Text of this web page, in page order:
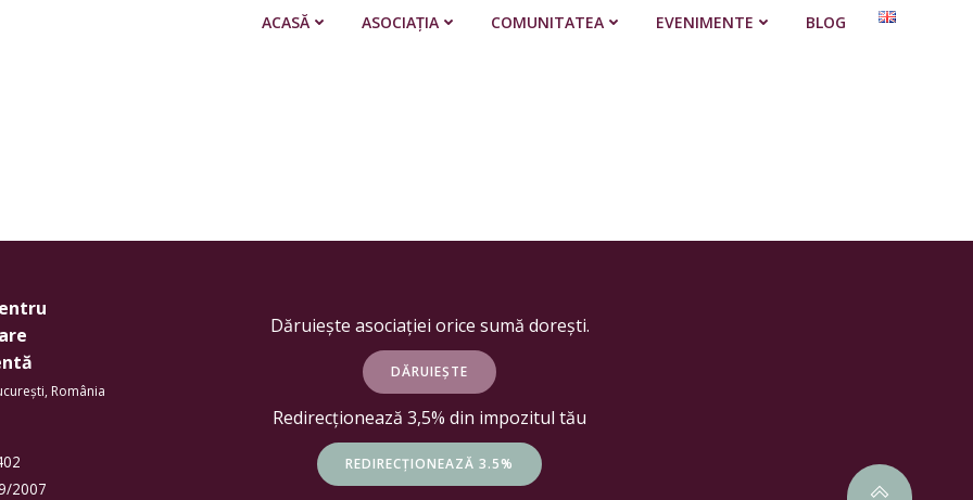
ACASĂ ASOCIAȚIA COMUNITATEA EVENIMENTE BLOG
România
2007
Dăruiește asociației orice sumă dorești.
DĂRUIEȘTE
Redirecționează 3,5% din impozitul tău
REDIRECȚIONEAZĂ 3.5%